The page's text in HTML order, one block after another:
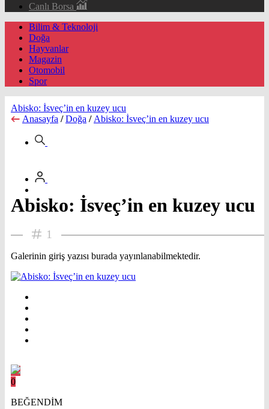
Canlı Borsa
Bilim & Teknoloji
Doğa
Hayvanlar
Magazin
Otomobil
Spor
Abisko: İsveç’in en kuzey ucu
Anasayfa / Doğa / Abisko: İsveç’in en kuzey ucu
Abisko: İsveç’in en kuzey ucu
1
Galerinin giriş yazısı burada yayınlanabilmektedir.
0
BEĞENDİM